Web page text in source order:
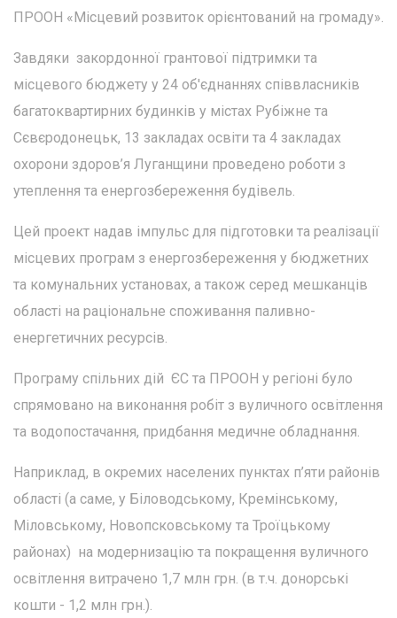
ПРООН «Місцевий розвиток орієнтований на громаду».
Завдяки закордонної грантової підтримки та
місцевого бюджету у 24 об'єднаннях співвласників
багатоквартирних будинків у містах Рубіжне та
Сєвєродонецьк, 13 закладах освіти та 4 закладах
охорони здоров’я Луганщини проведено роботи з
утеплення та енергозбереження будівель.
Цей проект надав імпульс для підготовки та реалізації
місцевих програм з енергозбереження у бюджетних
та комунальних установах, а також серед мешканців
області на раціональне споживання паливно-
енергетичних ресурсів.
Програму спільних дій ЄС та ПРООН у регіоні було
спрямовано на виконання робіт з вуличного освітлення
та водопостачання, придбання медичне обладнання.
Наприклад, в окремих населених пунктах п’яти районів
області (а саме, у Біловодському, Кремінському,
Міловському, Новопсковському та Троїцькому
районах) на модернизацію та покращення вуличного
освітлення витрачено 1,7 млн грн. (в т.ч. донорські
кошти - 1,2 млн грн.).